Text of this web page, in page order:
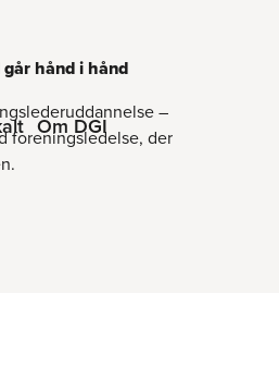
Om DGI
hånd i hånd
–
foreningsledelse, der